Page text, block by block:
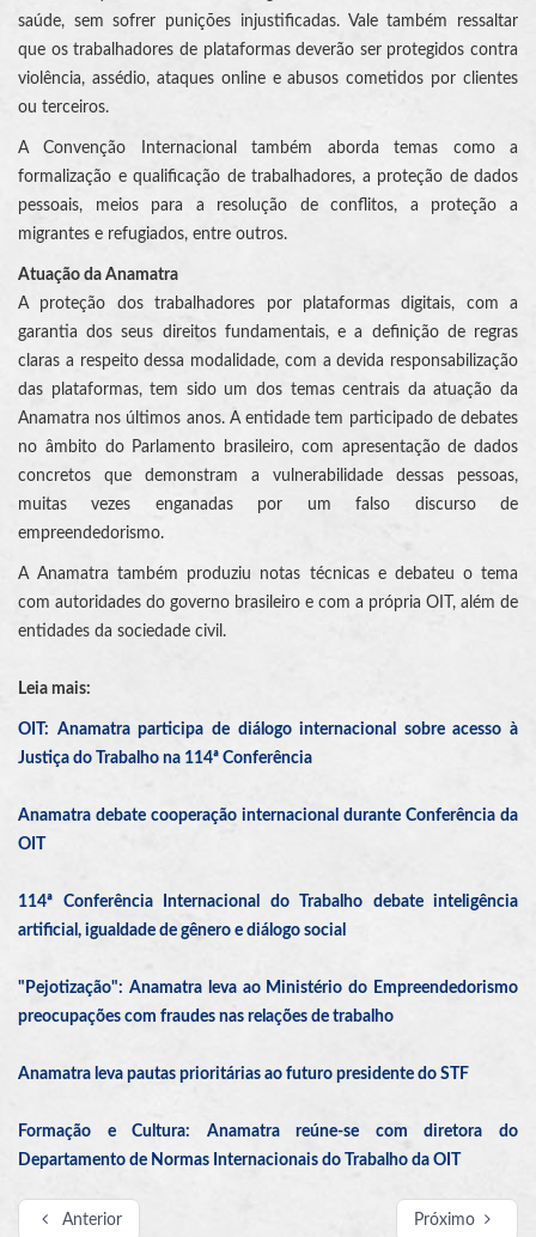
saúde, sem sofrer punições injustificadas. Vale também ressaltar
que os trabalhadores de plataformas deverão ser protegidos contra
violência, assédio, ataques online e abusos cometidos por clientes
ou terceiros.
A Convenção Internacional também aborda temas como a
formalização e qualificação de trabalhadores, a proteção de dados
pessoais, meios para a resolução de conflitos, a proteção a
migrantes e refugiados, entre outros.
Atuação da Anamatra
A proteção dos trabalhadores por plataformas digitais, com a
garantia dos seus direitos fundamentais, e a definição de regras
claras a respeito dessa modalidade, com a devida responsabilização
das plataformas, tem sido um dos temas centrais da atuação da
Anamatra nos últimos anos. A entidade tem participado de debates
no âmbito do Parlamento brasileiro, com apresentação de dados
concretos que demonstram a vulnerabilidade dessas pessoas,
muitas vezes enganadas por um falso discurso de
empreendedorismo.
A Anamatra também produziu notas técnicas e debateu o tema
com autoridades do governo brasileiro e com a própria OIT, além de
entidades da sociedade civil.
Leia mais:
OIT: Anamatra participa de diálogo internacional sobre acesso à
Justiça do Trabalho na 114ª Conferência
Anamatra debate cooperação internacional durante Conferência da
OIT
114ª Conferência Internacional do Trabalho debate inteligência
artificial, igualdade de gênero e diálogo social
"Pejotização": Anamatra leva ao Ministério do Empreendedorismo
preocupações com fraudes nas relações de trabalho
Anamatra leva pautas prioritárias ao futuro presidente do STF
Formação e Cultura: Anamatra reúne-se com diretora do
Departamento de Normas Internacionais do Trabalho da OIT
Anterior Próximo